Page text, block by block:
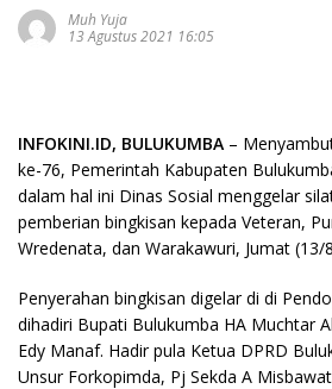
Muh Yuja
13 Agustus 2021 16:05
INFOKINI.ID, BULUKUMBA –
ke-76, Pemerintah Kabupaten
dalam hal ini Dinas Sosial menggelar
pemberian bingkisan kepada Veteran,
Wredenata, dan Warakawuri, Jumat (13/
Penyerahan bingkisan digelar di di
dihadiri Bupati Bulukumba HA Muchtar
Edy Manaf. Hadir pula Ketua DPRD
Unsur Forkopimda, Pj Sekda A